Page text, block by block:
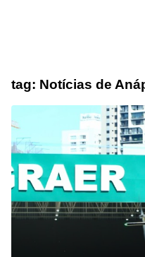
tag: Notícias de